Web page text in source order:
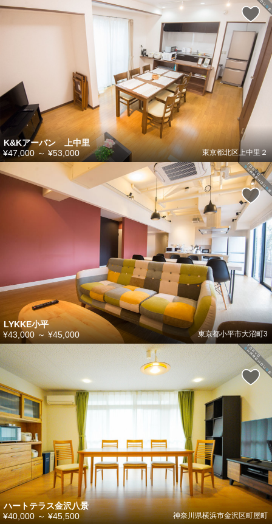
K&Kアーバン 上中里
東京都北区上中里２
¥47,000 ～¥53,000
LYKKE小平
東京都小平市大沼町3
¥43,000～¥45,000
ハートテラス金沢八景
神奈川県横浜市金沢区町屋町
¥40,000～ ¥45,500